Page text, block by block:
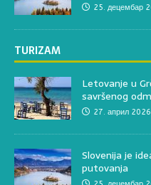
25. децембар
TURIZAM
Letovanje u
savršenog
27. април
Slovenija je
putovanja